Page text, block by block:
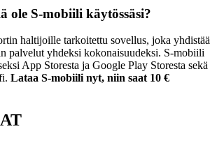
ole S-mobiili käytössäsi?
haltijoille tarkoitettu sovellus, joka yhdistää
palvelut yhdeksi kokonaisuudeksi. S-mobiili
App Storesta ja Google Play Storesta sekä
Lataa S-mobiili nyt, niin saat 10 €